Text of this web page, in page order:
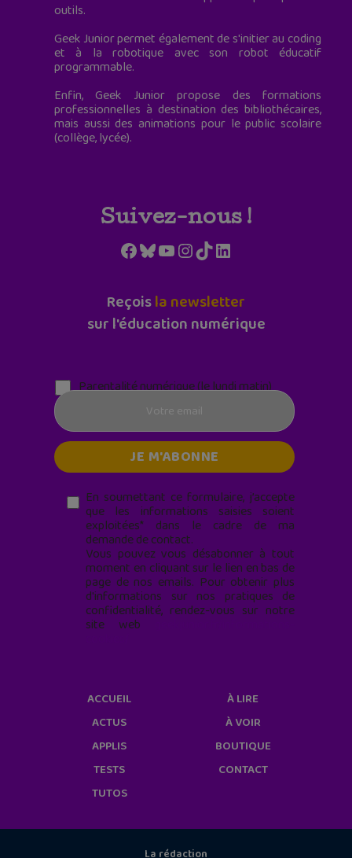
outils.
Geek Junior permet également de s'initier au coding
et à la robotique avec son robot éducatif
programmable.
Enfin, Geek Junior propose des formations
professionnelles à destination des bibliothécaires,
mais aussi des animations pour le public scolaire
(collège, lycée).
Suivez-nous !
Facebook
Bluesky
YouTube
Instagram
TikTokLinkedIn
Reçoisla newsletter
sur l'éducation numérique
Parentalité numérique (le lundi matin)
En soumettant ce formulaire, j’accepte
que les informations saisies soient
exploitées* dans le cadre de ma
demande de contact.
Vous pouvez vous désabonner à tout
moment en cliquant sur le lien en bas de
page de nos emails. Pour obtenir plus
d'informations sur nos pratiques de
confidentialité, rendez-vous sur notre
site web
ACCUEIL
ACTUS
APPLIS
TESTS
TUTOS
À LIRE
À VOIR
BOUTIQUE
CONTACT
La rédaction